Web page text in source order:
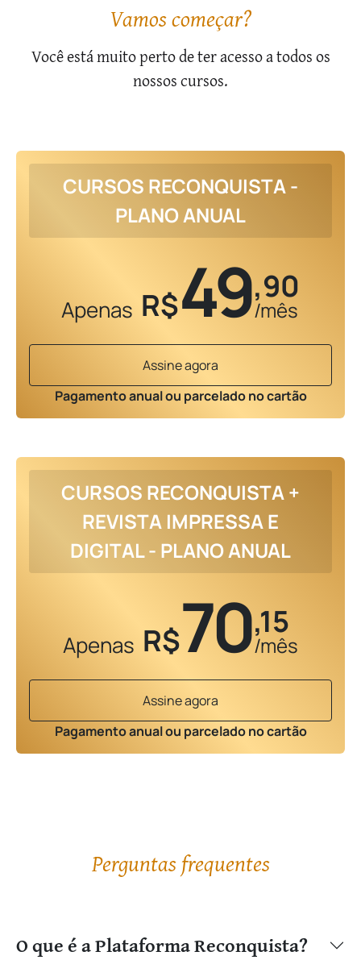
Vamos começar?
Você está muito perto de ter acesso a todos os
nossos cursos.
CURSOS RECONQUISTA -
PLANO ANUAL
Apenas R$49,90
/mês
Assine agora
Pagamento anual ou parcelado no cartão
CURSOS RECONQUISTA +
REVISTA IMPRESSA E
DIGITAL - PLANO ANUAL
Apenas R$70,15
/mês
Assine agora
Pagamento anual ou parcelado no cartão
Perguntas frequentes
O que é a Plataforma Reconquista?